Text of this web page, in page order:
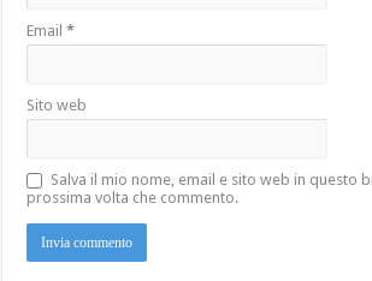
Email*
Sito web
Salva il mio nome, email e sito web in questo
prossima volta che commento.